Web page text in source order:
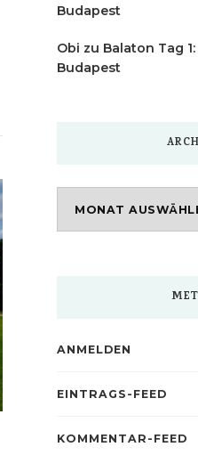
Budapest
Obi zu Balaton Tag
Budapest
ANMELDEN
EINTRAGS-FEED
KOMMENTAR-FEED